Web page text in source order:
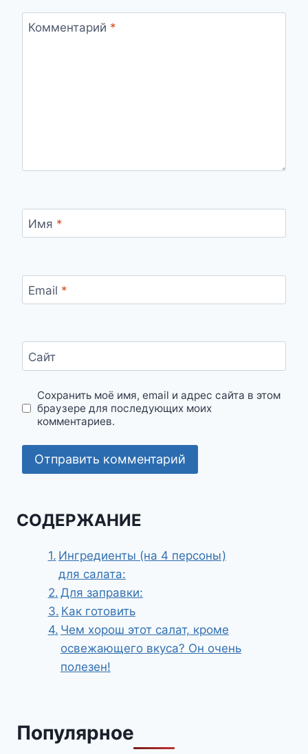
Комментарий *
Имя *
Email *
Сайт
Сохранить моё имя, email и адрес сайта в этом
браузере для последующих моих
комментариев.
СОДЕРЖАНИЕ
Ингредиенты (на 4 персоны)
для салата:
Для заправки:
Как готовить
Чем хорош этот салат, кроме
освежающего вкуса? Он очень
полезен!
Популярное